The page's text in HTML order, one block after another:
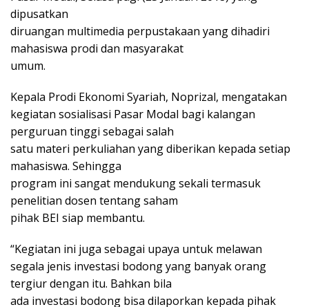
dipusatkan
diruangan multimedia perpustakaan yang dihadiri
mahasiswa prodi dan masyarakat
umum.
Kepala Prodi Ekonomi Syariah, Noprizal, mengatakan
kegiatan sosialisasi Pasar Modal bagi kalangan
perguruan tinggi sebagai salah
satu materi perkuliahan yang diberikan kepada setiap
mahasiswa. Sehingga
program ini sangat mendukung sekali termasuk
penelitian dosen tentang saham
pihak BEI siap membantu.
“Kegiatan ini juga sebagai upaya untuk melawan
segala jenis investasi bodong yang banyak orang
tergiur dengan itu. Bahkan bila
ada investasi bodong bisa dilaporkan kepada pihak